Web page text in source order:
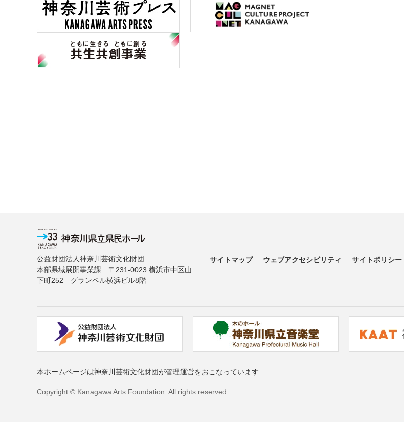
公益財団法人神奈川芸術文化財団
本部県域展開事業課 〒231-0023 横浜市中区山
下町252 グランベル横浜ビル8階
サイトマップ ウェブアクセシビリティ サイトポリシー
本ホームページは神奈川芸術文化財団が管理運営をおこなっています
Copyright © Kanagawa Arts Foundation. All rights reserved.